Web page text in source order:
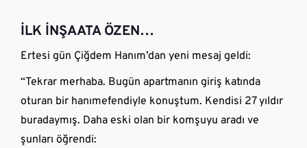
İLK İNŞAATA ÖZEN…
Ertesi gün Çiğdem Hanım’dan yeni mesaj geldi:
“Tekrar merhaba. Bugün apartmanın giriş katında
oturan bir hanımefendiyle konuştum. Kendisi 27 yıldır
buradaymış. Daha eski olan bir komşuyu aradı ve
şunları öğrendi: